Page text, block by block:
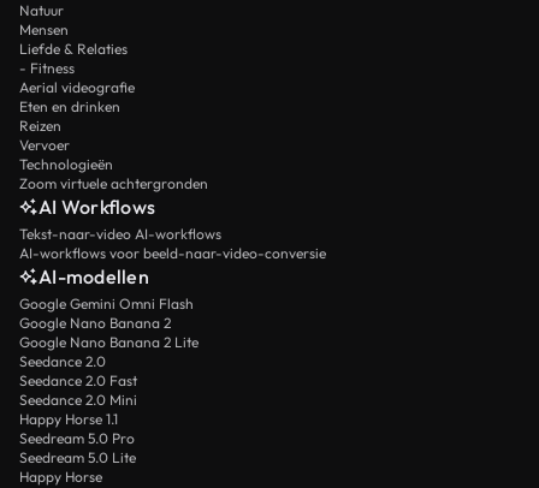
Natuur
Mensen
Liefde & Relaties
- Fitness
Aerial videografie
Eten en drinken
Reizen
Vervoer
Technologieën
Zoom virtuele achtergronden
AI Workflows
Tekst-naar-video AI-workflows
AI-workflows voor beeld-naar-video-conversie
AI-modellen
Google Gemini Omni Flash
Google Nano Banana 2
Google Nano Banana 2 Lite
Seedance 2.0
Seedance 2.0 Fast
Seedance 2.0 Mini
Happy Horse 1.1
Seedream 5.0 Pro
Seedream 5.0 Lite
Happy Horse